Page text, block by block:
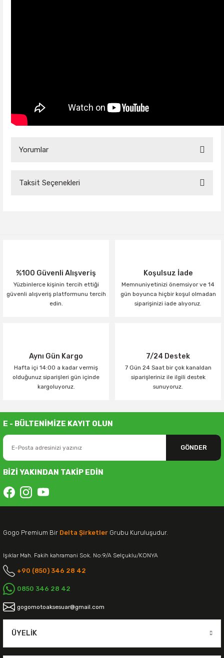
Yorumlar
Taksit Seçenekleri
%100 Güvenli Alışveriş
Yüzbinlerce kişinin tercih ettiği
güvenli alışveriş platformunu tercih
edin.
Koşulsuz İade
Memnuniyetinizi önemsiyor ve 14
gün boyunca hiçbir koşul olmadan
siparişinizi iade alıyoruz.
Aynı Gün Kargo
Hafta içi 14:00 a kadar vermiş
olduğunuz siparişleri gün içinde
kargoluyoruz.
7/24 Destek
7 Gün 24 Saat bir çok kanaldan
siparişleriniz ile ilgili destek
sunuyoruz.
E - BÜLTENİMİZE KAYIT OLUN
GÖNDER
BİZİ YAKINDAN TAKİP EDİN
Gogo Premium Bir Delta Şirketler Grubu Kuruluşudur.
Işıklar Mah. Fakih kahramani Sok. No:9/A Selçuklu/KONYA
+90 (850) 346 28 42
0850 346 28 42
gogomotoaksesuar@gmail.com
ÜYELIK